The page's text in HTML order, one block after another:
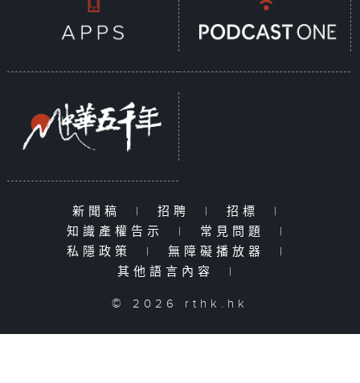
新聞稿 | 招聘 | 招標
|
知識產權告示
| 常見問題
|
私隱政策
| 無障礙播放器
|
其他語言內容
|
© 2026 rthk.hk